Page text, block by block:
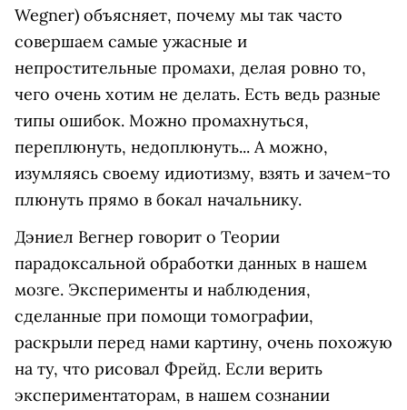
Wegner) объясняет, почему мы так часто
совершаем самые ужасные и
непростительные промахи, делая ровно то,
чего очень хотим не делать. Есть ведь разные
типы ошибок. Можно промахнуться,
переплюнуть, недоплюнуть... А можно,
изумляясь своему идиотизму, взять и зачем-то
плюнуть прямо в бокал начальнику.
Дэниел Вегнер говорит о Теории
парадоксальной обработки данных в нашем
мозге. Эксперименты и наблюдения,
сделанные при помощи томографии,
раскрыли перед нами картину, очень похожую
на ту, что рисовал Фрейд. Если верить
экспериментаторам, в нашем сознании